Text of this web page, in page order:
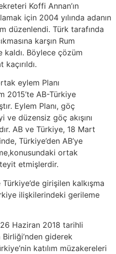
Koffi Annan’ın
için 2004 yılında adanın
düzenlendi. Türk tarafında
karşın Rum
kaldı. Böylece çözüm
eylem Planı
2015’te AB-Türkiye
Eylem Planı, göç
ve düzensiz göç akışını
AB ve Türkiye, 18 Mart
Türkiye’den AB’ye
ortak
etmişlerdir.
girişilen kalkışma
ilişkilerindeki gerileme
Haziran 2018 tarihli
Birliği’nden giderek
katılım müzakereleri